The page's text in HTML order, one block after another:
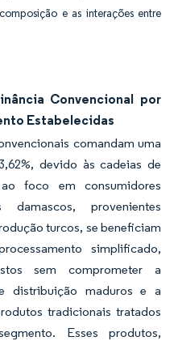
e as interações entre
Convencional por
Estabelecidas
comandam uma
devido às cadeias de
foco em consumidores
provenientes
turcos, se beneficiam
simplificado,
sem comprometer a
distribuição maduros e a
tradicionais tratados
Esses produtos,